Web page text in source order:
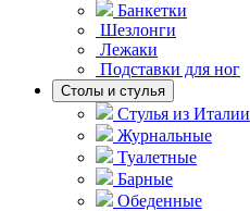
Банкетки
Шезлонги
Лежаки
Подставки для ног
Столы и стулья
Стулья из Италии
Журнальные
Туалетные
Барные
Обеденные